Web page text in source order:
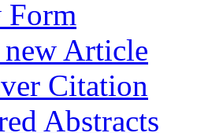
Form
Article
Citation
Abstracts